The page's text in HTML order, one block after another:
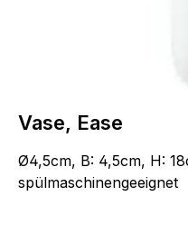
Vase, Ease
Ø4,5cm, B: 4,5cm, H:
spülmaschinengeeignet